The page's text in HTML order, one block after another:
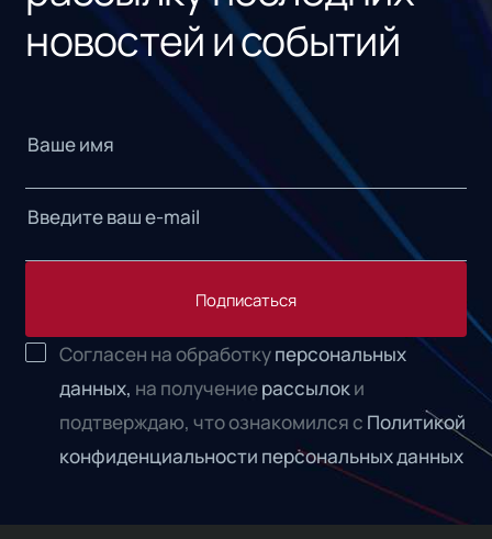
новостей и событий
Подписаться
Согласен на обработкуперсональных
данных, на получениерассылоки
подтверждаю, что ознакомился с Политикой
конфиденциальности персональных данных